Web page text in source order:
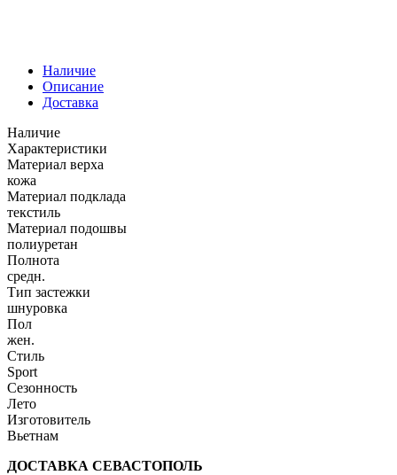
Наличие
Описание
Доставка
Наличие
Характеристики
Материал верха
кожа
Материал подклада
текстиль
Материал подошвы
полиуретан
Полнота
средн.
Тип застежки
шнуровка
Пол
жен.
Стиль
Sport
Сезонность
Лето
Изготовитель
Вьетнам
ДОСТАВКА СЕВАСТОПОЛЬ